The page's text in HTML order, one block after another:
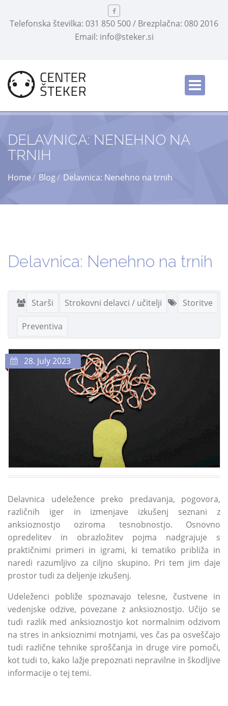
Telefonska številka: 031 850 500 / Brezplačna: 080 2016
Email: info@steker.si
DELAVNICA: NENEHNO NA
TRNIH
Home Blog Delavnica: Nenehno na trnih
Delavnica: Nenehno na trnih
Starši Strokovni delavci / učitelji Storitve
Preventiva
28. July 2023
Delavnica udeležence preko predavanja, pogovora,
različnih iger in izmenjave izkušenj seznani z
anksioznostjo oziroma tesnobnostjo. Osnovno
opredelitev in obrazložitev pojma nadgrajuje s
praktičnimi primeri in igrami, ki tematiko približa in
naredi razumljivo za ciljno skupino. Pri tem jim daje
prostor tudi za deljenje izkušenj.
Udeleženci pobliže spoznavajo telesne, čustvene in
vedenjske odzive, povezane z anksioznostjo. Učijo se
tudi razlik med anksioznostjo kot normalnim odzivom
na stres in anksioznimi motnjami, ves čas pa osveščajo
tudi različne tehnike sproščanja in druge vire pomoči,
kot tudi to, kako lažje prepoznati nepravilne in škodljive
informacije o tej temi.